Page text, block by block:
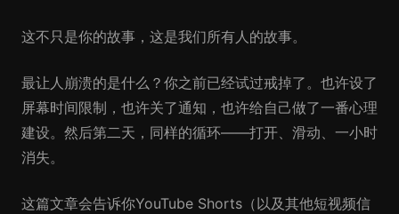
这不只是你的故事，这是我们所有人的故事。
最让人崩溃的是什么？你之前已经试过戒掉了。也许设了
屏幕时间限制，也许关了通知，也许给自己做了一番心理
建设。然后第二天，同样的循环——打开、滑动、一小时
消失。
这篇文章会告诉你YouTube Shorts（以及其他短视频信